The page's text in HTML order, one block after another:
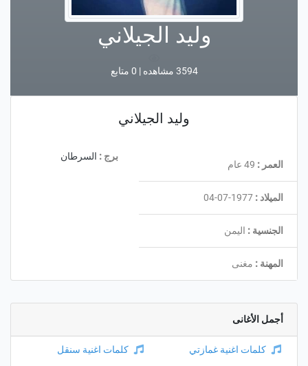
وليد الجيلاني
3594 مشاهده | 0 متابع
وليد الجيلاني
العمر :
الميلاد : 1977-07-04
الجنسية : اليمن
المهنة : مغنى
برج : السرطان
أجمل الأغانى
كلمات اغنية غمازتي كلمات اغنية سنقل